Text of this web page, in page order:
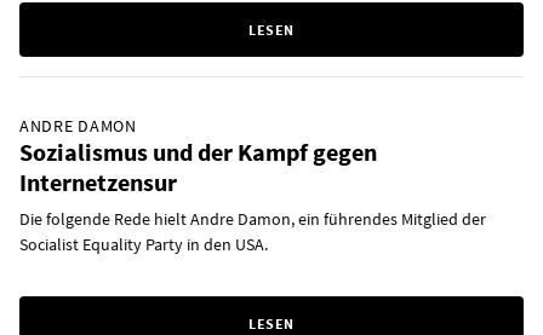
LESEN
ANDRE DAMON
Sozialismus und der Kampf gegen
Internetzensur
Die folgende Rede hielt Andre Damon, ein führendes Mitglied der
Socialist Equality Party in den USA.
LESEN